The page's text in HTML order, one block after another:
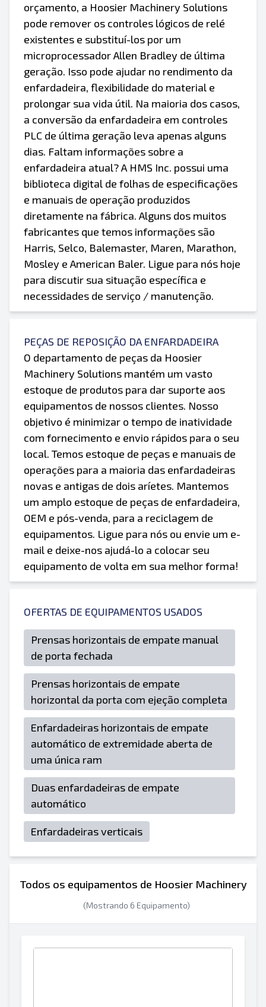
orçamento, a Hoosier Machinery Solutions
pode remover os controles lógicos de relé
existentes e substituí-los por um
microprocessador Allen Bradley de última
geração. Isso pode ajudar no rendimento da
enfardadeira, flexibilidade do material e
prolongar sua vida útil. Na maioria dos casos,
a conversão da enfardadeira em controles
PLC de última geração leva apenas alguns
dias. Faltam informações sobre a
enfardadeira atual? A HMS Inc. possui uma
biblioteca digital de folhas de especificações
e manuais de operação produzidos
diretamente na fábrica. Alguns dos muitos
fabricantes que temos informações são
Harris, Selco, Balemaster, Maren, Marathon,
Mosley e American Baler. Ligue para nós hoje
para discutir sua situação específica e
necessidades de serviço / manutenção.
PEÇAS DE REPOSIÇÃO DA ENFARDADEIRA
O departamento de peças da Hoosier
Machinery Solutions mantém um vasto
estoque de produtos para dar suporte aos
equipamentos de nossos clientes. Nosso
objetivo é minimizar o tempo de inatividade
com fornecimento e envio rápidos para o seu
local. Temos estoque de peças e manuais de
operações para a maioria das enfardadeiras
novas e antigas de dois aríetes. Mantemos
um amplo estoque de peças de enfardadeira,
OEM e pós-venda, para a reciclagem de
equipamentos. Ligue para nós ou envie um e-
mail e deixe-nos ajudá-lo a colocar seu
equipamento de volta em sua melhor forma!
OFERTAS DE EQUIPAMENTOS USADOS
Prensas horizontais de empate manual
de porta fechada
Prensas horizontais de empate
horizontal da porta com ejeção completa
Enfardadeiras horizontais de empate
automático de extremidade aberta de
uma única ram
Duas enfardadeiras de empate
automático
Enfardadeiras verticais
Todos os equipamentos de Hoosier Machinery
(Mostrando 6 Equipamento)